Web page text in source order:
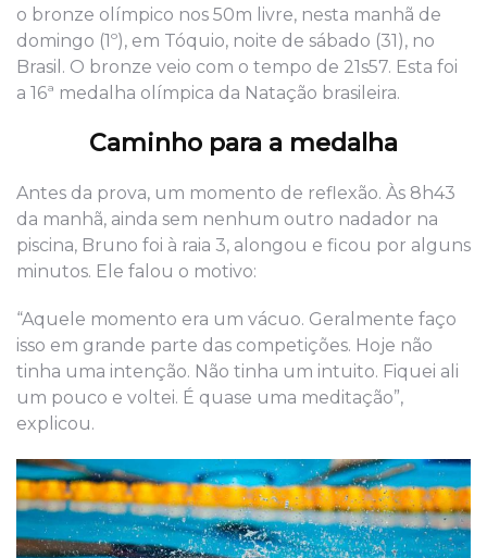
o bronze olímpico nos 50m livre, nesta manhã de
domingo (1º), em Tóquio, noite de sábado (31), no
Brasil. O bronze veio com o tempo de 21s57. Esta foi
a 16ª medalha olímpica da Natação brasileira.
Caminho para a medalha
Antes da prova, um momento de reflexão. Às 8h43
da manhã, ainda sem nenhum outro nadador na
piscina, Bruno foi à raia 3, alongou e ficou por alguns
minutos. Ele falou o motivo:
“Aquele momento era um vácuo. Geralmente faço
isso em grande parte das competições. Hoje não
tinha uma intenção. Não tinha um intuito. Fiquei ali
um pouco e voltei. É quase uma meditação”,
explicou.